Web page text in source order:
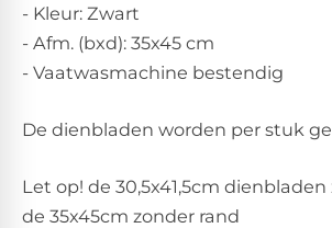
- Kleur: Zwart
- Afm. (bxd): 35x45 cm
- Vaatwasmachine bestendig
De dienbladen worden per stuk
Let op! de 30,5x41,5cm
de 35x45cm zonder rand